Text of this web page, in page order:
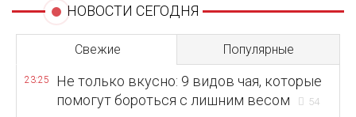
НОВОСТИ СЕГОДНЯ
Свежие Популярные
23:25
Не только вкусно: 9 видов чая, которые
помогут бороться с лишним весом
54